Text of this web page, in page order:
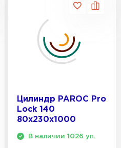
Цилиндр PAROC Pro
Lock 140
80х230х1000
В наличии 1026 уп.